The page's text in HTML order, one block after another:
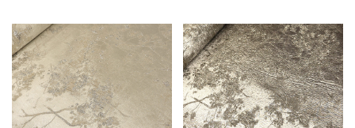
5.100,00 RSD.